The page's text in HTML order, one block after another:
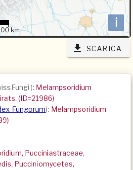
i
km
SCARICA
): Melampsoridium
(ID=21986)
Fungorum): Melampsoridium
Pucciniastraceae,
Pucciniomycetes,